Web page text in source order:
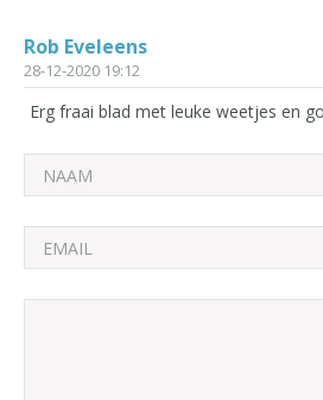
Rob Eveleens
28-12-2020 19:12
Erg fraai blad met leuke weetjes en